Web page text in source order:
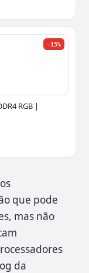
-15%
RGB |
que pode
mas não
da